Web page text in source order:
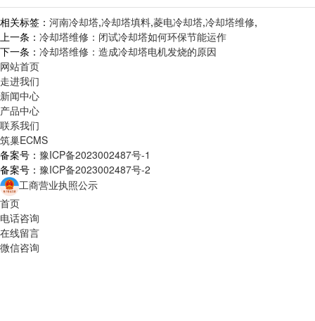
相关标签： 河南冷却塔,冷却塔填料,菱电冷却塔,冷却塔维修,
上一条： 冷却塔维修：闭试冷却塔如何环保节能运作
下一条： 冷却塔维修：造成冷却塔电机发烧的原因
网站首页
走进我们
新闻中心
产品中心
联系我们
筑巢ECMS
备案号： 豫ICP备2023002487号-1
备案号： 豫ICP备2023002487号-2
工商营业执照公示
首页
电话咨询
在线留言
微信咨询